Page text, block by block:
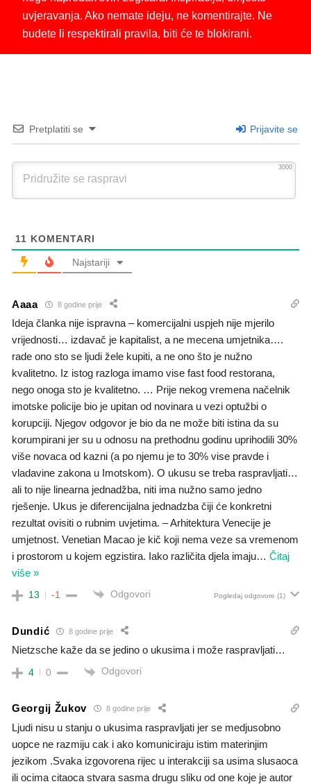
uvjeravanja. Ako nemate ideju, ne komentirajte. Ne
budete li respektirali pravila, biti će te blokirani.
Pretplatiti se Prijavite se
3000
11 KOMENTARI
Najstariji
Aaaa 8 godine prije
Ideja članka nije ispravna – komercijalni uspjeh nije mjerilo
vrijednosti… izdavač je kapitalist, a ne mecena umjetnika….
rade ono sto se ljudi žele kupiti, a ne ono što je nužno
kvalitetno. Iz istog razloga imamo vise fast food restorana,
nego onoga sto je kvalitetno. … Prije nekog vremena načelnik
imotske policije bio je upitan od novinara u vezi optužbi o
korupciji. Njegov odgovor je bio da ne može biti istina da su
korumpirani jer su u odnosu na prethodnu godinu uprihodili 30%
više novaca od kazni (a po njemu je to 30% vise pravde i
vladavine zakona u Imotskom). O ukusu se treba raspravljati…
ali to nije linearna jednadžba, niti ima nužno samo jedno
rješenje. Ukus je diferencijalna jednadzba čiji će konkretni
rezultat ovisiti o rubnim uvjetima. – Arhitektura Venecije je
umjetnost. Venetian Macao je kič koji nema veze sa vremenom
i prostorom u kojem egzistira. Iako različita djela imaju… Čitaj
više »
13 -1 Odgovori Pogledaj odgovore (1)
Dundić 8 godine prije
Nietzsche kaže da se jedino o ukusima i može raspravljati…
4 0 Odgovori
Georgij Žukov 8 godine prije
Ljudi nisu u stanju o ukusima raspravljati jer se medjusobno
uopce ne razmiju cak i ako komuniciraju istim materinjim
jezikom .Svaka izgovorena rijec u interakciji sa usima slusaoca
ili ocima citaoca stvara sasma drugu sliku od one koje je autor